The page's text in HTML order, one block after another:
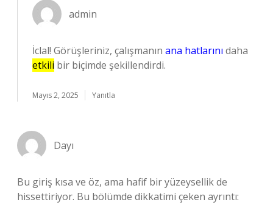
admin
İclal! Görüşleriniz, çalışmanın ana hatlarını daha
etkili bir biçimde şekillendirdi.
Mayıs 2, 2025 Yanıtla
Dayı
Bu giriş kısa ve öz, ama hafif bir yüzeysellik de
hissettiriyor. Bu bölümde dikkatimi çeken ayrıntı: